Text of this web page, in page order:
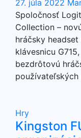
27. júla 2022
Spoločnosť
Collection –
hráčsky
klávesnicu
bezdrôtovú
Hry
Kingston